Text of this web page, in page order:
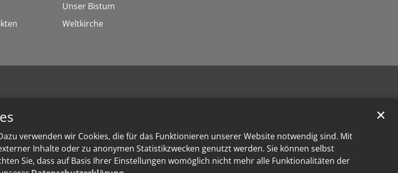
verwenden wir Cookies, die für das Funktionieren unserer Website notwendig sind. Mit
Inhalte oder zu anonymen Statistikzwecken genutzt werden. Sie können selbst
Sie, dass auf Basis Ihrer Einstellungen womöglich nicht mehr alle Funktionalitäten der
✕
Unser Bistum
Weltkirche